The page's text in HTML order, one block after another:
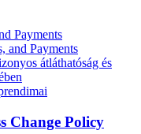
Payments
and Payments
átláthatóság és
Change Policy